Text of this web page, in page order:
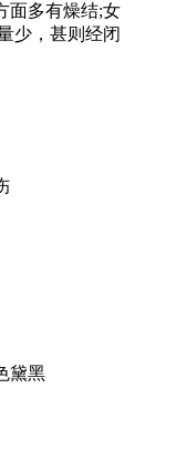
面多有燥结;女
少，甚则经闭
黛黑